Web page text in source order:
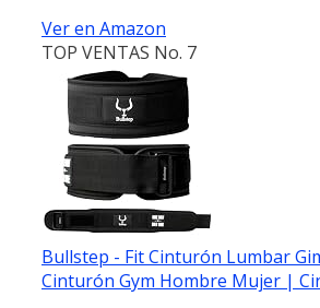
Ver en Amazon
TOP VENTAS No. 7
Bullstep - Fit Cinturón Lumbar
Cinturón Gym Hombre Mujer |